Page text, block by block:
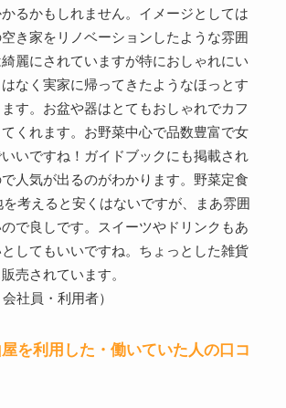
るかもしれません。イメージとしては
き家をリノベーションしたような雰囲
麗にされていますが特におしゃれにい
なく実家に帰ってきたようなほっとす
す。お盆や器はとてもおしゃれでカフ
くれます。お野菜中心で品数豊富で女
いですね！ガイドブックにも掲載され
人気が出るのがわかります。野菜定食
考えると安くはないですが、まあ雰囲
で良しです。スイーツやドリンクもあ
してもいいですね。ちょっとした雑貨
売されています。
社員・利用者）
を利用した・働いていた人の口コ